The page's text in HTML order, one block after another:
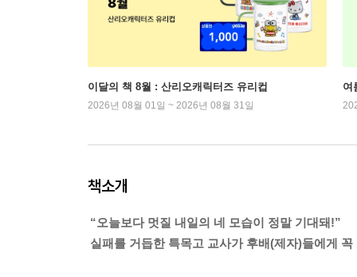
이달의 책 8월 : 산리오캐릭터즈 유리컵
2026년 08월 01일 ~ 2026년 08월 31일
여
책소개
“오늘보다 멋질 내일의 네 모습이 정말 기대돼!”
실패를 거듭한 특목고 교사가 후배(제자)들에게